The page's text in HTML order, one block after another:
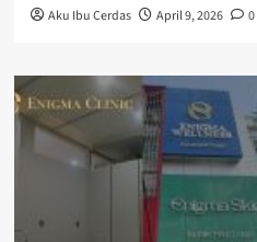
Aku Ibu Cerdas April 9, 2026 0